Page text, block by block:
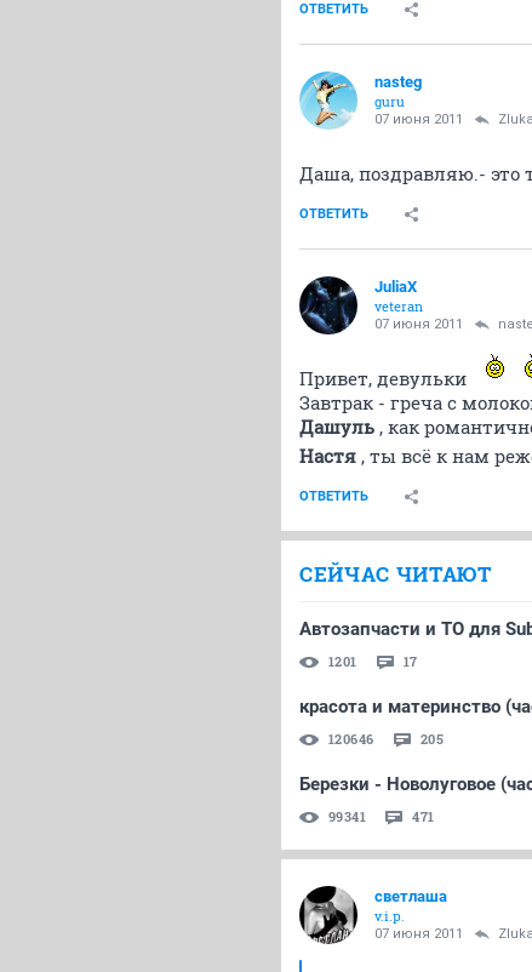
ОТВЕТИТЬ
nasteg
guru
07 июня 2011 Zluka
Даша, поздравляю.- это
ОТВЕТИТЬ
JuliaX
veteran
07 июня 2011
Привет, девульки
Завтрак - греча с
Дашуль , как
Настя , ты всё к нам
ОТВЕТИТЬ
СЕЙЧАС ЧИТАЮТ
Автозапчасти и ТО для
1201 17
красота и материнство
120646 205
Березки - Новолуговое
99341 471
светлаша
v.i.p.
07 июня 2011 Zluka